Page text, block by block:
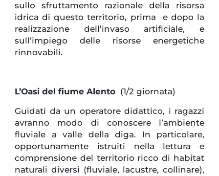
sullo sfruttamento razionale della risorsa
idrica di questo territorio, prima e dopo la
realizzazione dell’invaso artificiale, e
sull’impiego delle risorse energetiche
rinnovabili.
L’Oasi del fiume Alento (1/2 giornata)
Guidati da un operatore didattico, i ragazzi
avranno modo di conoscere l’ambiente
fluviale a valle della diga. In particolare,
opportunamente istruiti nella lettura e
comprensione del territorio ricco di habitat
naturali diversi (fluviale, lacustre, collinare),